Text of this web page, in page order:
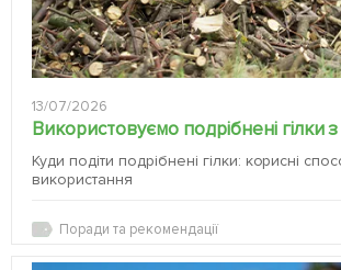
13/07/2026
Використовуємо подрібнені гілки
Куди подіти подрібнені гілки: корисні
використання
Поради та рекомендації